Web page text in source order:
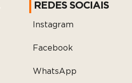
REDES SOCIAIS
Instagram
Facebook
WhatsApp